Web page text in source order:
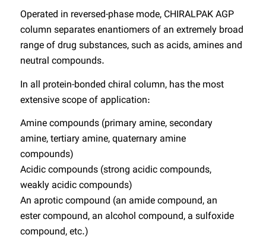
Operated in reversed-phase mode, CHIRALPAK AGP
column separates enantiomers of an extremely broad
range of drug substances, such as acids, amines and
neutral compounds.
In all protein-bonded chiral column, has the most
extensive scope of application:
Amine compounds (primary amine, secondary
amine, tertiary amine, quaternary amine
compounds)
Acidic compounds (strong acidic compounds,
weakly acidic compounds)
An aprotic compound (an amide compound, an
ester compound, an alcohol compound, a sulfoxide
compound, etc.)